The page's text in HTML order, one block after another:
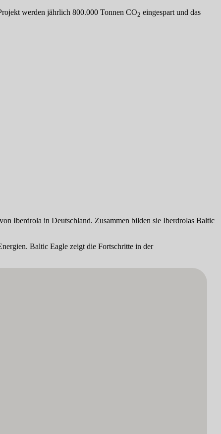
werden jährlich 800.000 Tonnen CO2 eingespart und das
Iberdrola in Deutschland. Zusammen bilden sie Iberdrolas Baltic
Baltic Eagle zeigt die Fortschritte in der